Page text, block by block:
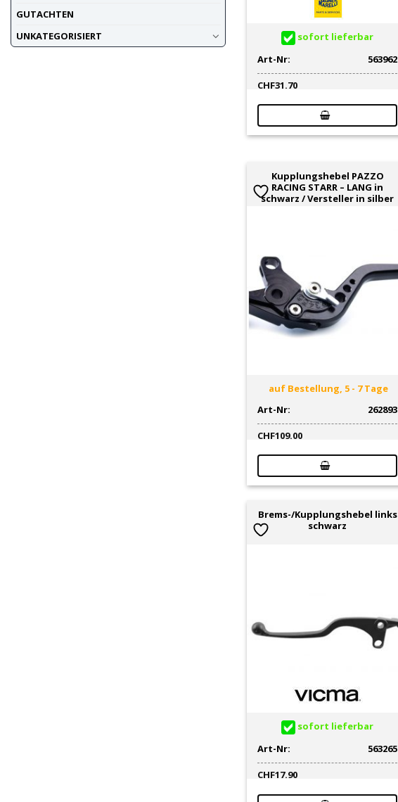
GUTACHTEN
UNKATEGORISIERT
sofort lieferbar
Art-Nr:
563962
CHF31.70
Kupplungshebel PAZZO
RACING STARR – LANG in
schwarz / Versteller in silber
auf Bestellung, 5 - 7 Tage
Art-Nr:
262893
CHF109.00
Brems-/Kupplungshebel links
schwarz
sofort lieferbar
Art-Nr:
563265
CHF17.90